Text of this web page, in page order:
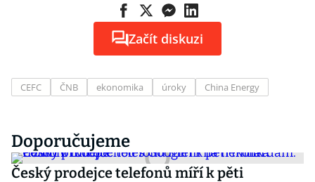
Začít diskuzi
CEFC ČNB ekonomika úroky China Energy
Doporučujeme
Český prodejce telefonů míří k pěti